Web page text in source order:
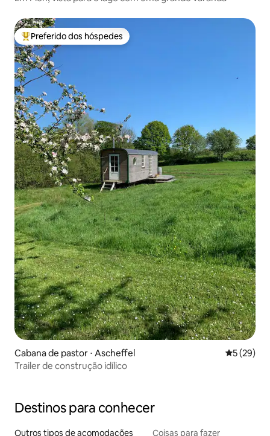
Entre os melhores preferidos dos hóspedes
Preferido dos hóspedes
Cabana de pastor ⋅ Ascheffel 5 de uma
5 (29)
Trailer de construção idílico
Destinos para conhecer
Outros tipos de acomodações Coisas para fazer